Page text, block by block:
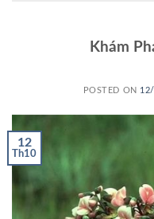
Khám
POSTED ON
12
Th10